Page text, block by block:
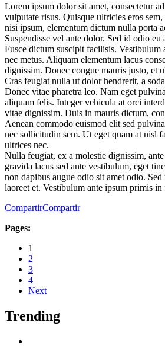
Lorem ipsum dolor sit amet, consectetur
vulputate risus. Quisque ultricies eros
nisi ipsum, elementum dictum nulla porta
Suspendisse vel ante dolor. Sed id odio
Fusce dictum suscipit facilisis.
nec metus. Aliquam elementum lacus
dignissim. Donec congue mauris justo, et
Cras feugiat nulla ut dolor hendrerit, a
Donec vitae pharetra leo. Nam eget
aliquam felis. Integer vehicula at orci
vitae dignissim. Duis in mauris dictum,
Aenean commodo euismod elit sed
nec sollicitudin sem. Ut eget quam at nisl
ultrices nec.
Nulla feugiat, ex a molestie dignissim,
gravida lacus sed ante vestibulum, eget
non dapibus augue odio sit amet odio.
laoreet et. Vestibulum ante ipsum primis
CompartirCompartir
Pages:
1
2
3
4
Next
Trending